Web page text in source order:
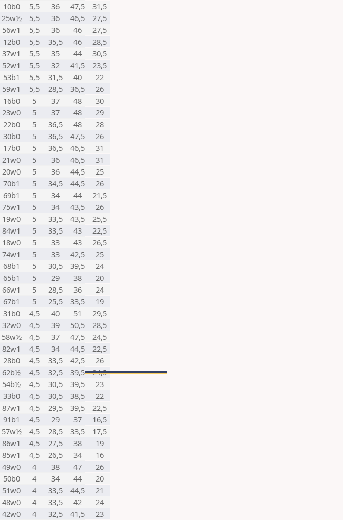
10b0 5,5 36 47,5
31,5
25w½ 5,5 36 46,5
27,5
56w1 5,5 36 46
27,5
12b0 5,5 35,5 46
28,5
37w1 5,5 35 44
30,5
52w1 5,5 32 41,5
23,5
53b1 5,5 31,5 40
22
59w1 5,5 28,5 36,5
26
16b0 5 37 48
30
23w0 5 37 48
29
22b0 5 36,5 48
28
30b0 5 36,5 47,5
26
17b0 5 36,5 46,5
31
21w0 5 36 46,5
31
20w0 5 36 44,5
25
70b1 5 34,5 44,5
26
69b1 5 34 44
21,5
75w1 5 34 43,5
26
19w0 5 33,5 43,5
25,5
84w1 5 33,5 43
22,5
18w0 5 33 43
26,5
74w1 5 33 42,5
25
68b1 5 30,5 39,5
24
65b1 5 29 38
20
66w1 5 28,5 36
24
67b1 5 25,5 33,5
19
31b0 4,5 40 51
29,5
32w0 4,5 39 50,5
28,5
58w½ 4,5 37 47,5
24,5
82w1 4,5 34 44,5
22,5
28b0 4,5 33,5 42,5
26
62b½ 4,5 32,5 39,5
24,5
54b½ 4,5 30,5 39,5
23
33b0 4,5 30,5 38,5
22
87w1 4,5 29,5 39,5
22,5
91b1 4,5 29 37
16,5
57w½ 4,5 28,5 33,5
17,5
86w1 4,5 27,5 38
19
85w1 4,5 26,5 34
16
49w0 4 38 47
26
50b0 4 34 44
20
51w0 4 33,5 44,5
21
48w0 4 33,5 42
24
42w0 4 32,5 41,5
23